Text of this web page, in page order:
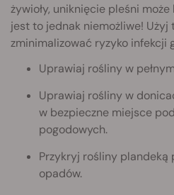
żywioły, uniknięcie pleśni
jest to jednak niemożliwe!
zminimalizować ryzyko infekcji
Uprawiaj rośliny w
Uprawiaj rośliny w
w bezpieczne miejsce
pogodowych.
Przykryj rośliny plandeką
opadów.